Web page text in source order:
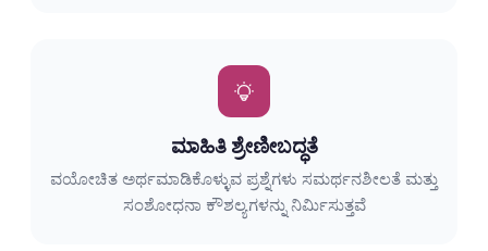
ಮಾಹಿತಿ ಶ್ರೇಣೀಬದ್ಧತೆ
ವಯೋಚಿತ ಅರ್ಥಮಾಡಿಕೊಳ್ಳುವ ಪ್ರಶ್ನೆಗಳು ಸಮರ್ಥನಶೀಲತೆ ಮತ್ತು
ಸಂಶೋಧನಾ ಕೌಶಲ್ಯಗಳನ್ನು ನಿರ್ಮಿಸುತ್ತವೆ